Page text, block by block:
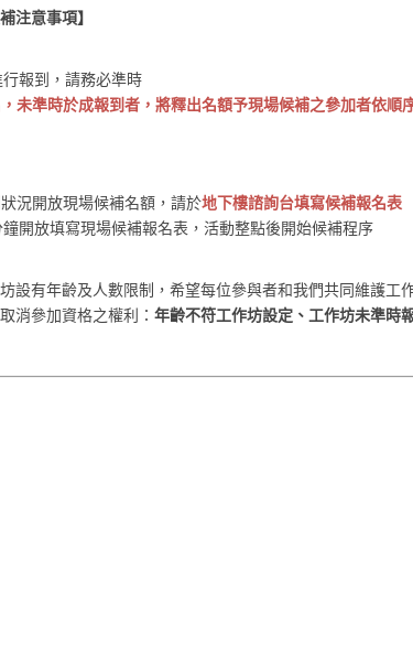
注意事項】
行報到，請務必準時
未準時於成報到者，將釋出名額予現場候補之參加者依順
況開放現場候補名額，請於地下樓諮詢台填寫候補報名表
開放填寫現場候補報名表，活動整點後開始候補程序
設有年齡及人數限制，希望每位參與者和我們共同維護工
消參加資格之權利： 年齡不符工作坊設定、工作坊未準時